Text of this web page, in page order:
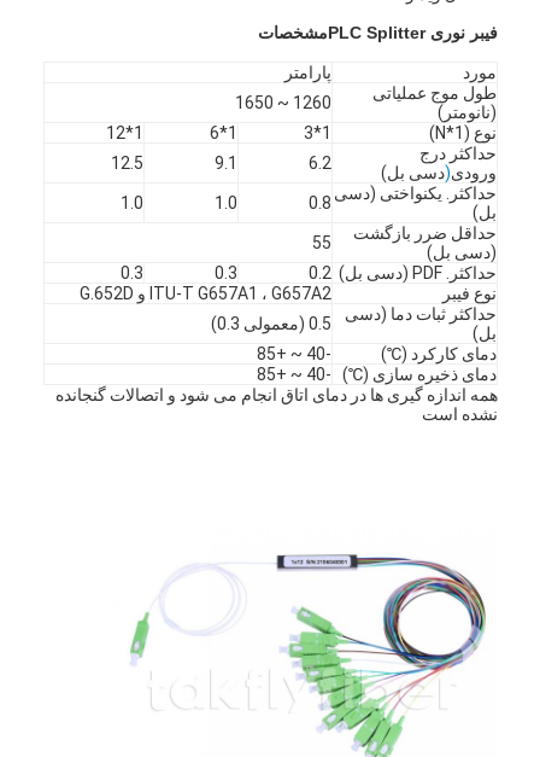
خانه
تور کارخانه
کنترل کیفیت
با ما تماس بگیرید
فیبر نوری PLC Splitter
مشخصات
مورد
پارامتر
طول موج عملیاتی
(نانومتر)
1260 ~ 1650
نوع (1*N)
1*3
1*6
1*12
حداکثر درج
ورودی(دسی بل) 6.2
9.1
12.5
حداکثر. یکنواختی (دسی
بل)
0.8
1.0
1.0
حداقل ضرر بازگشت
(دسی بل)
55
حداکثر. PDF (دسی بل)
0.2
0.3
0.3
نوع فیبر
ITU-T G657A1 ، G657A2 و G.652D
حداکثر ثبات دما (دسی
بل)
0.5 (معمولی 0.3)
دمای کارکرد (℃)
-40 ~ +85
دمای ذخیره سازی (℃)
-40 ~ +85
همه اندازه گیری ها در دمای اتاق انجام می شود و اتصالات گنجانده
نشده است